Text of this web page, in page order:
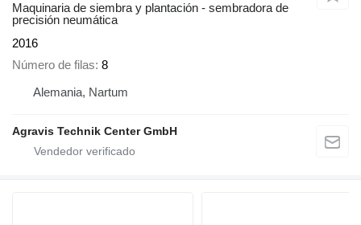
Maquinaria de siembra y plantación - sembradora de
precisión neumática
2016
Número de filas 8
Alemania, Nartum
Agravis Technik Center GmbH